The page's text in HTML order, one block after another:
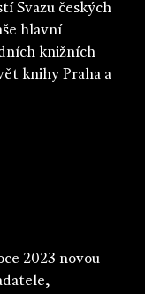
Svazu českých
hlavní
knižních
knihy Praha a
2023 novou